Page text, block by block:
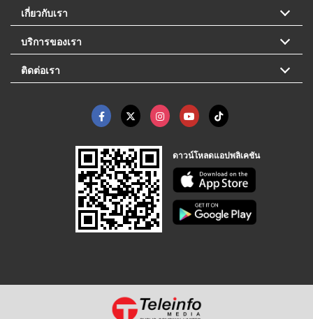
เกี่ยวกับเรา
บริการของเรา
ติดต่อเรา
ดาวน์โหลดแอปพลิเคชัน